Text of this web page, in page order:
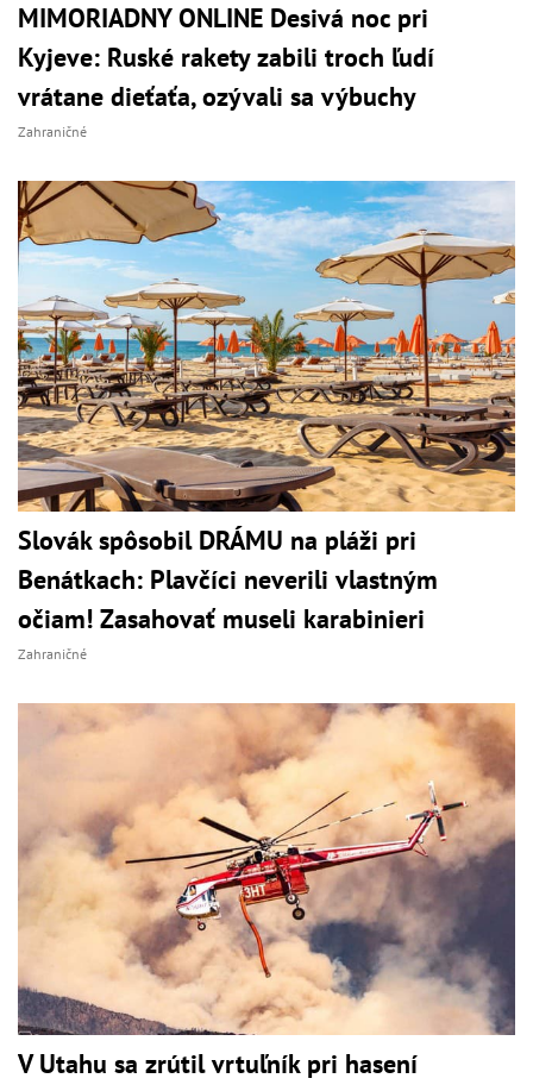
MIMORIADNY ONLINE Desivá noc pri
Kyjeve: Ruské rakety zabili troch ľudí
vrátane dieťaťa, ozývali sa výbuchy
Zahraničné
Slovák spôsobil DRÁMU na pláži pri
Benátkach: Plavčíci neverili vlastným
očiam! Zasahovať museli karabinieri
Zahraničné
V Utahu sa zrútil vrtuľník pri hasení